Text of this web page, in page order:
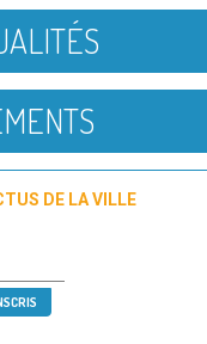
DE LA VILLE